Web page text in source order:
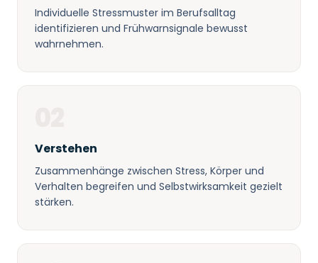
Individuelle Stressmuster im Berufsalltag
identifizieren und Frühwarnsignale bewusst
wahrnehmen.
Verstehen
Zusammenhänge zwischen Stress, Körper und
Verhalten begreifen und Selbstwirksamkeit gezielt
stärken.